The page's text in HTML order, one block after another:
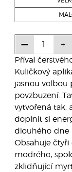
Příval
Kuličkový
jasnou volbou
povzbuzení.
vytvořená tak,
doplnit si
dlouhého dne
Obsahuje čtyři
modrého,
zklidňující